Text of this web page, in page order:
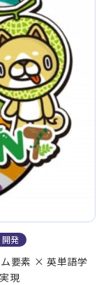
発
要素 × 英単語学
現